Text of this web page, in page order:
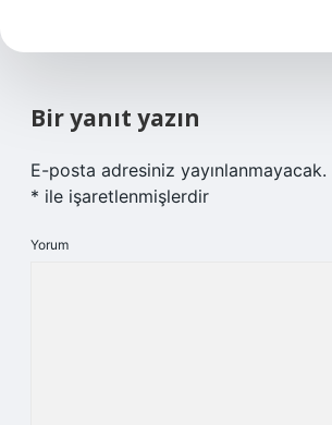
Bir yanıt yazın
E-posta adresiniz yayınlanmayacak.
* ile işaretlenmişlerdir
Yorum